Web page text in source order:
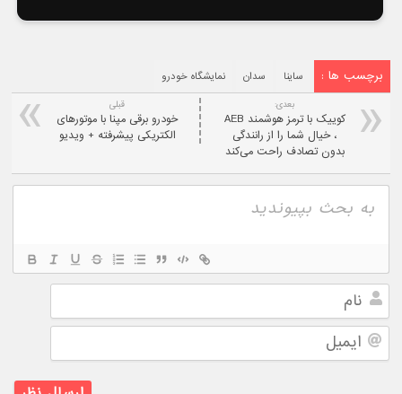
برچسب ها : ساینا سدان نمایشگاه خودرو
قبلی
خودرو برقی مپنا با موتورهای
الکتریکی پیشرفته + ویدیو
بعدی:
کوییک با ترمز هوشمند AEB
، خیال شما را از رانندگی
بدون تصادف راحت می‌کند
نام
ایمیل